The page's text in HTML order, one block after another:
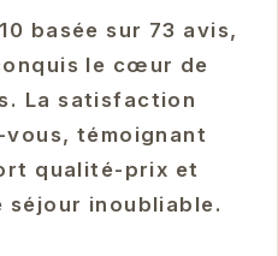
basée sur 73 avis,
le cœur de
La satisfaction
témoignant
qualité-prix et
séjour inoubliable.